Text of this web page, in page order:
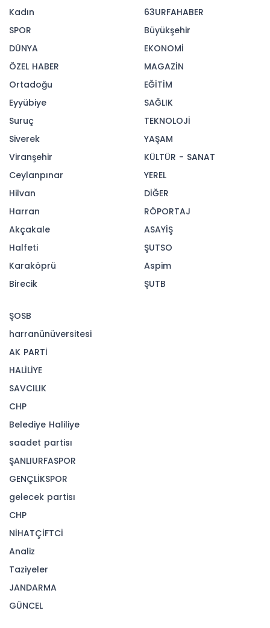
167
Güncelleme : 04-09-2025 09:55
Alnus Yatırım’ın raporunda New York
borsasının, ABD Başkanı Donald Trump'ın
tarifeleriyle ilgili mahkeme kararının
belirsizlikleri artırmasıyla günü düşüşle
tamamladığı belirtildi. Raporda şunlar aktarıldı:
“Avrupa hisse senedi piyasaları yükselişle
kapandı. Altın kar realizasyonları ile geriledi,
Ukrayna’ya 1 milyar sterlinlik savunma desteği
sağlamak için dondurulmuş Rus varlıklarını
kullandı. Küresel piyasalarda gözler ABD
istihdam verisinde; beklentiler çok fazla
farklılık gösteriyor. Küresel tahvil piyasalarında
getiri oranları dalgalanıyor. ABD ve Avrupa
devlet tahvili piyasaları, uzun vadeli getirileri
son yılların en yüksek seviyelerine çıkaran
dünkü sert küresel satışların ardından
Çarşamba günü istikrar işaretleri gösterdi.
Makroekonomik veri tarafında ise ABD'de
Tedarik Yönetim Enstitüsünün (ISM) imalat
sanayi Satınalma Yöneticileri Endeksi (PMI),
rağmen beklentilerin altında kaldı ve sektörde
daralmanın sürdüğüne işaret etti.